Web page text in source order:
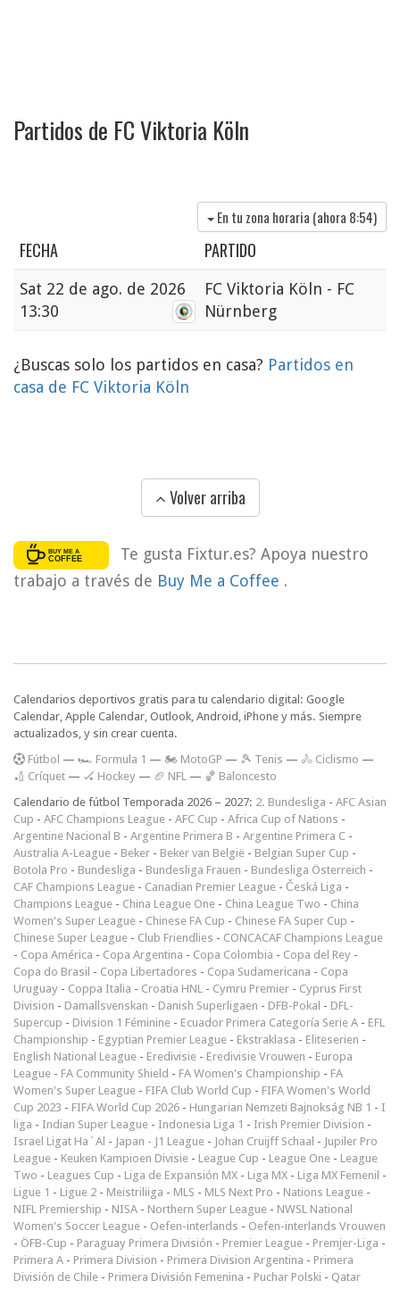
Partidos de FC Viktoria Köln
En tu zona horaria (ahora 8:54)
FECHA PARTIDO
Sat 22 de ago. de 2026
13:30
FC Viktoria Köln - FC
Nürnberg
¿Buscas solo los partidos en casa? Partidos en
casa de FC Viktoria Köln
Volver arriba
Te gusta Fixtur.es? Apoya nuestro
trabajo a través de Buy Me a Coffee .
Calendarios deportivos gratis para tu calendario digital: Google
Calendar, Apple Calendar, Outlook, Android, iPhone y más. Siempre
actualizados, y sin crear cuenta.
Fútbol — 🏎️ Formula 1 — 🏍 MotoGP — 🎾 Tenis — 🚴 Ciclismo —
🏏 Críquet — 🏑 Hockey — 🏈 NFL — 🏀 Baloncesto
Calendario de fútbol Temporada 2026 – 2027: 2. Bundesliga - AFC Asian
Cup - AFC Champions League - AFC Cup - Africa Cup of Nations -
Argentine Nacional B - Argentine Primera B - Argentine Primera C -
Australia A-League - Beker - Beker van België - Belgian Super Cup -
Botola Pro - Bundesliga - Bundesliga Frauen - Bundesliga Österreich -
CAF Champions League - Canadian Premier League - Česká Liga -
Champions League - China League One - China League Two - China
Women's Super League - Chinese FA Cup - Chinese FA Super Cup -
Chinese Super League - Club Friendlies - CONCACAF Champions League
- Copa América - Copa Argentina - Copa Colombia - Copa del Rey -
Copa do Brasil - Copa Libertadores - Copa Sudamericana - Copa
Uruguay - Coppa Italia - Croatia HNL - Cymru Premier - Cyprus First
Division - Damallsvenskan - Danish Superligaen - DFB-Pokal - DFL-
Supercup - Division 1 Féminine - Ecuador Primera Categoría Serie A - EFL
Championship - Egyptian Premier League - Ekstraklasa - Eliteserien -
English National League - Eredivisie - Eredivisie Vrouwen - Europa
League - FA Community Shield - FA Women's Championship - FA
Women's Super League - FIFA Club World Cup - FIFA Women's World
Cup 2023 - FIFA World Cup 2026 - Hungarian Nemzeti Bajnokság NB 1 - I
liga - Indian Super League - Indonesia Liga 1 - Irish Premier Division -
Israel Ligat Ha`Al - Japan - J1 League - Johan Cruijff Schaal - Jupiler Pro
League - Keuken Kampioen Divisie - League Cup - League One - League
Two - Leagues Cup - Liga de Expansión MX - Liga MX - Liga MX Femenil -
Ligue 1 - Ligue 2 - Meistriliiga - MLS - MLS Next Pro - Nations League -
NIFL Premiership - NISA - Northern Super League - NWSL National
Women's Soccer League - Oefen-interlands - Oefen-interlands Vrouwen
- ÖFB-Cup - Paraguay Primera División - Premier League - Premjer-Liga -
Primera A - Primera Division - Primera Division Argentina - Primera
División de Chile - Primera División Femenina - Puchar Polski - Qatar